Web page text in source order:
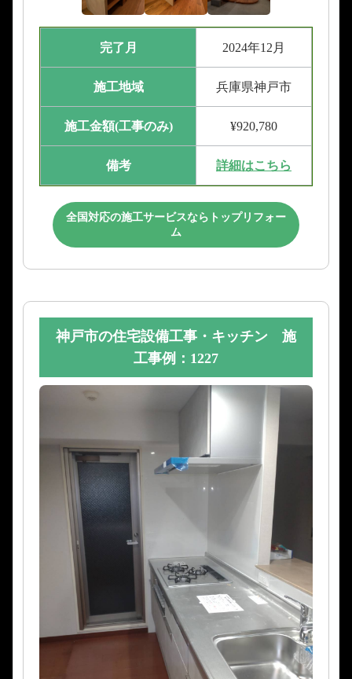
完了月 2024年12月
施工地域 兵庫県神戸市
施工金額(工事のみ) ¥920,780
備考 詳細はこちら
全国対応の施工サービスならトップリフォー
ム
神戸市の住宅設備工事・キッチン 施
工事例：1227